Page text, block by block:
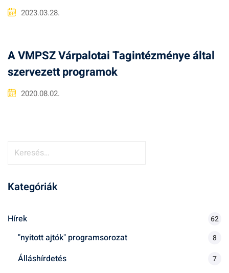
2023.03.28.
A VMPSZ Várpalotai Tagintézménye által
szervezett programok
2020.08.02.
e
é
Kategóriák
Hírek 62
"nyitott ajtók" programsorozat 8
Álláshírdetés 7